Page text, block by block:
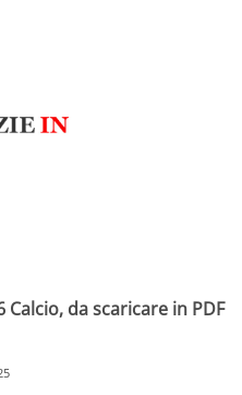
Calcio, da scaricare in PDF